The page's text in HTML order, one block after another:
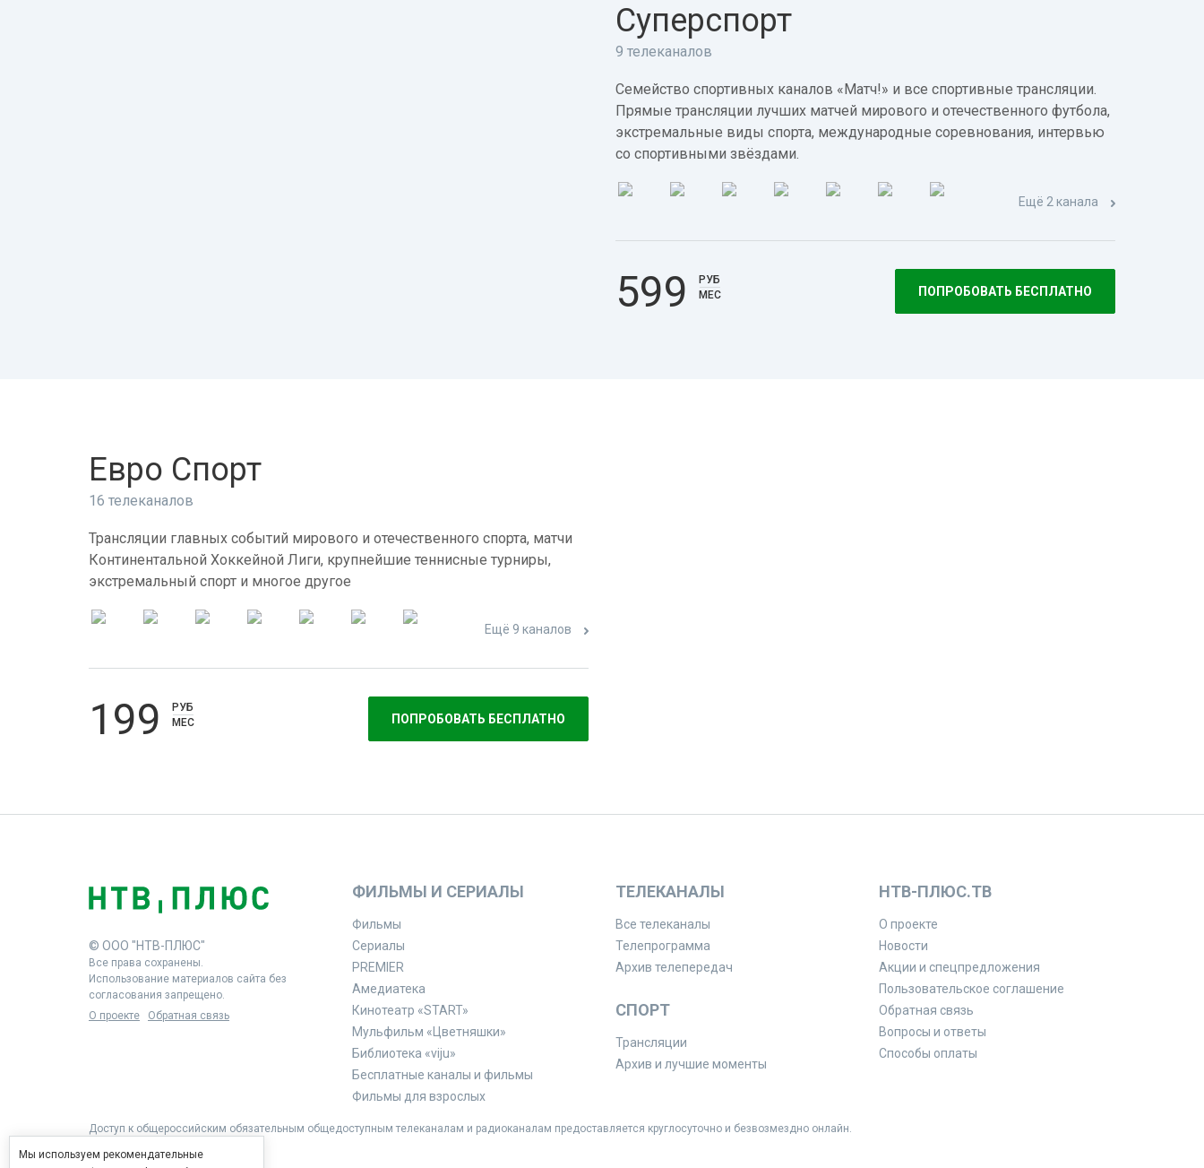
Суперспорт
9 телеканалов
Семейство спортивных каналов «Матч!» и все спортивные трансляции.
Прямые трансляции лучших матчей мирового и отечественного футбола,
экстремальные виды спорта, международные соревнования, интервью
со спортивными звёздами.
Ещё 2 канала
599
РУБ
МЕС
ПОПРОБОВАТЬ БЕСПЛАТНО
Евро Спорт
16 телеканалов
Трансляции главных событий мирового и отечественного спорта, матчи
Континентальной Хоккейной Лиги, крупнейшие теннисные турниры,
экстремальный спорт и многое другое
Ещё 9 каналов
199
РУБ
МЕС
ПОПРОБОВАТЬ БЕСПЛАТНО
© ООО "НТВ-ПЛЮС"
Все права сохранены.
Использование материалов сайта без
согласования запрещено.
О проекте
Обратная связь
ФИЛЬМЫ И СЕРИАЛЫ
Фильмы
Сериалы
PREMIER
Амедиатека
Кинотеатр «START»
Мульфильм «Цветняшки»
Библиотека «viju»
Бесплатные каналы и фильмы
Фильмы для взрослых
ТЕЛЕКАНАЛЫ
Все телеканалы
Телепрограмма
Архив телепередач
СПОРТ
Трансляции
Архив и лучшие моменты
НТВ-ПЛЮС.ТВ
О проекте
Новости
Акции и спецпредложения
Пользовательское соглашение
Обратная связь
Вопросы и ответы
Способы оплаты
Доступ к общероссийским обязательным общедоступным телеканалам и радиоканалам предоставляется круглосуточно и безвозмездно онлайн.
Мы используем рекомендательные